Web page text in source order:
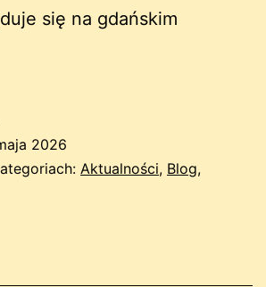
się na gdańskim
2026
Aktualności, Blog,